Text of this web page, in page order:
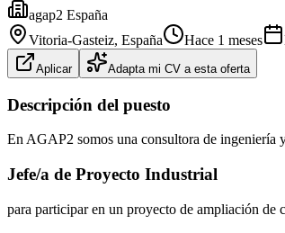
agap2 España
Vitoria-Gasteiz, España Hace 1 meses
Aplicar Adapta mi CV a esta oferta
Descripción del puesto
En AGAP2 somos una consultora de ingeniería
Jefe/a de Proyecto Industrial
para participar en un proyecto de ampliación de